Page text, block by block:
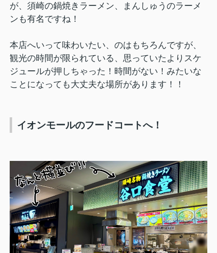
が、須崎の鍋焼きラーメン、まんしゅうのラーメ
ンも有名ですね！
本店へいって味わいたい、のはもちろんですが、
観光の時間が限られている、思っていたよりスケ
ジュールが押しちゃった！時間がない！みたいな
ことになっても大丈夫な場所があります！！
イオンモールのフードコートへ！